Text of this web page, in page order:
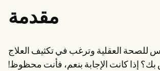
مقارنة
أدلة التطبيقات
رموز التصنيف الدولي للأمراض
Procedure Codes
قالب سوبربل
مقدمة
للصحة العقلية وترغب في تكثيف العلاج
بك؟ إذا كانت الإجابة بنعم، فأنت محظوظ!